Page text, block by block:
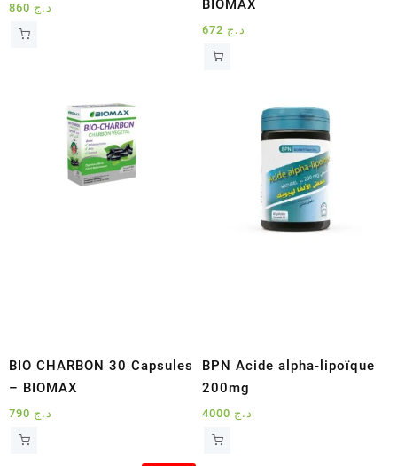
د.ج
BIOMAX
د.ج
BIO CHARBON 30 Capsules
– BIOMAX
د.ج
BPN Acide alpha-lipoïque
200mg
د.ج